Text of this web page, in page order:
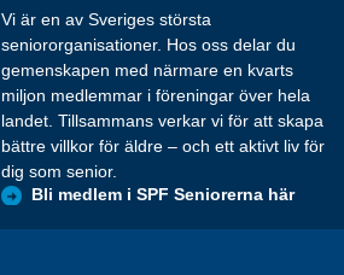
Vi är en av Sveriges största
seniororganisationer. Hos oss delar du
gemenskapen med närmare en kvarts
miljon medlemmar i föreningar över hela
landet. Tillsammans verkar vi för att skapa
bättre villkor för äldre – och ett aktivt liv för
dig som senior.
Bli medlem i SPF Seniorerna här